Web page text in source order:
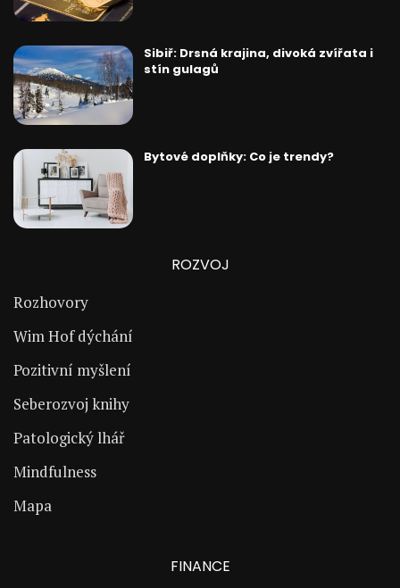
Sibiř: Drsná krajina, divoká zvířata i
stín gulagů
Bytové doplňky: Co je trendy?
ROZVOJ
Rozhovory
Wim Hof dýchání
Pozitivní myšlení
Seberozvoj knihy
Patologický lhář
Mindfulness
Mapa
FINANCE